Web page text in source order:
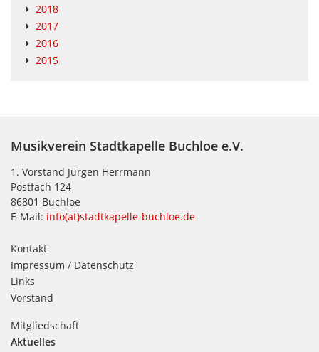
2018
2017
2016
2015
Musikverein Stadtkapelle Buchloe e.V.
1. Vorstand Jürgen Herrmann
Postfach 124
86801 Buchloe
E-Mail: info(at)stadtkapelle-buchloe.de
Kontakt
Impressum / Datenschutz
Links
Vorstand
Mitgliedschaft
Aktuelles